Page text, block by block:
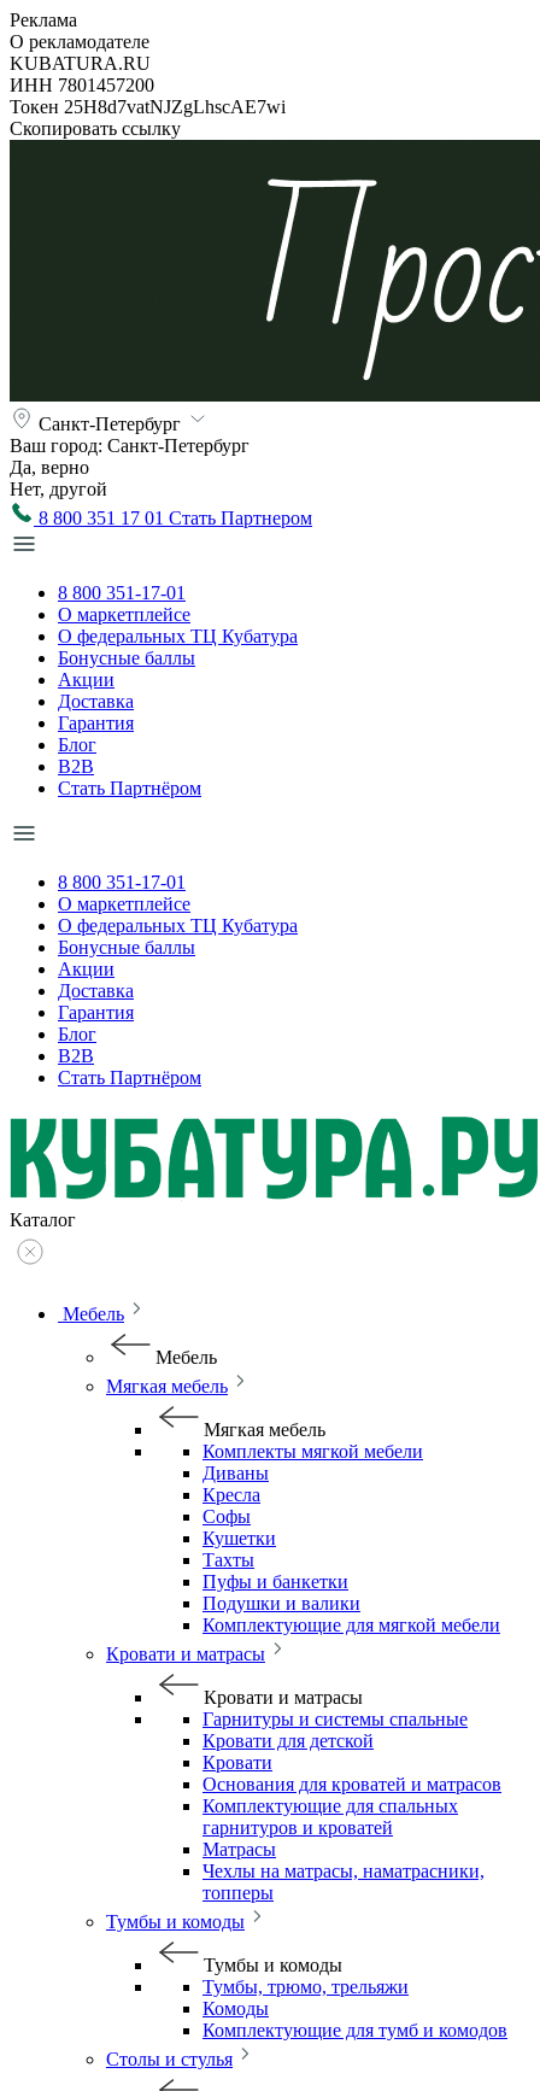
Реклама
О рекламодателе
KUBATURA.RU
ИНН 7801457200
Токен 25H8d7vatNJZgLhscAE7wi
Скопировать ссылку
Санкт-Петербург
Ваш город: Санкт-Петербург
Да, верно
Нет, другой
8 800 351 17 01 Стать Партнером
8 800 351-17-01
О маркетплейсе
О федеральных ТЦ Кубатура
Бонусные баллы
Акции
Доставка
Гарантия
Блог
B2B
Стать Партнёром
8 800 351-17-01
О маркетплейсе
О федеральных ТЦ Кубатура
Бонусные баллы
Акции
Доставка
Гарантия
Блог
B2B
Стать Партнёром
Каталог
Мебель
Мебель
Мягкая мебель
Мягкая мебель
Комплекты мягкой мебели
Диваны
Кресла
Софы
Кушетки
Тахты
Пуфы и банкетки
Подушки и валики
Комплектующие для мягкой мебели
Кровати и матрасы
Кровати и матрасы
Гарнитуры и системы спальные
Кровати для детской
Кровати
Основания для кроватей и матрасов
Комплектующие для спальных
гарнитуров и кроватей
Матрасы
Чехлы на матрасы, наматрасники,
топперы
Тумбы и комоды
Тумбы и комоды
Тумбы, трюмо, трельяжи
Комоды
Комплектующие для тумб и комодов
Столы и стулья